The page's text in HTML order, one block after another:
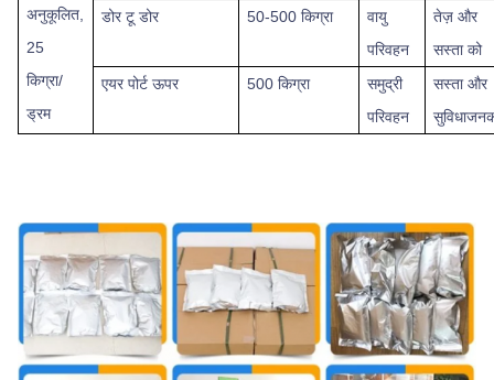
अनुकूलित,
25
किग्रा/
ड्रम
डोर टू डोर
50-500 किग्रा
वायु
परिवहन
तेज़ और
सस्ता को
एयर पोर्ट ऊपर 500 किग्रा
समुद्री
परिवहन
सस्ता और